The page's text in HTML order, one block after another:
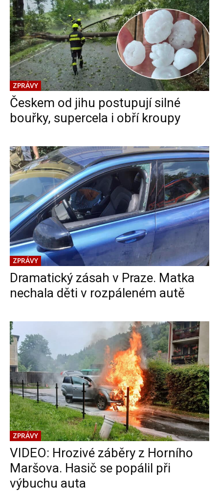
ZPRÁVY
Českem od jihu postupují silné
bouřky, supercela i obří kroupy
ZPRÁVY
Dramatický zásah v Praze. Matka
nechala děti v rozpáleném autě
ZPRÁVY
VIDEO: Hrozivé záběry z Horního
Maršova. Hasič se popálil při
výbuchu auta